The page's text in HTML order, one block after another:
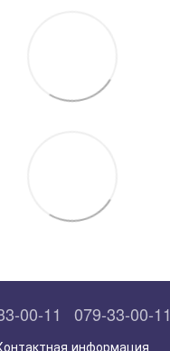
00-11 079-33-00-11
информация